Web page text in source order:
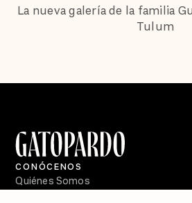
La nueva galería de la familia
Tulum
CONÓCENOS
Quiénes Somos